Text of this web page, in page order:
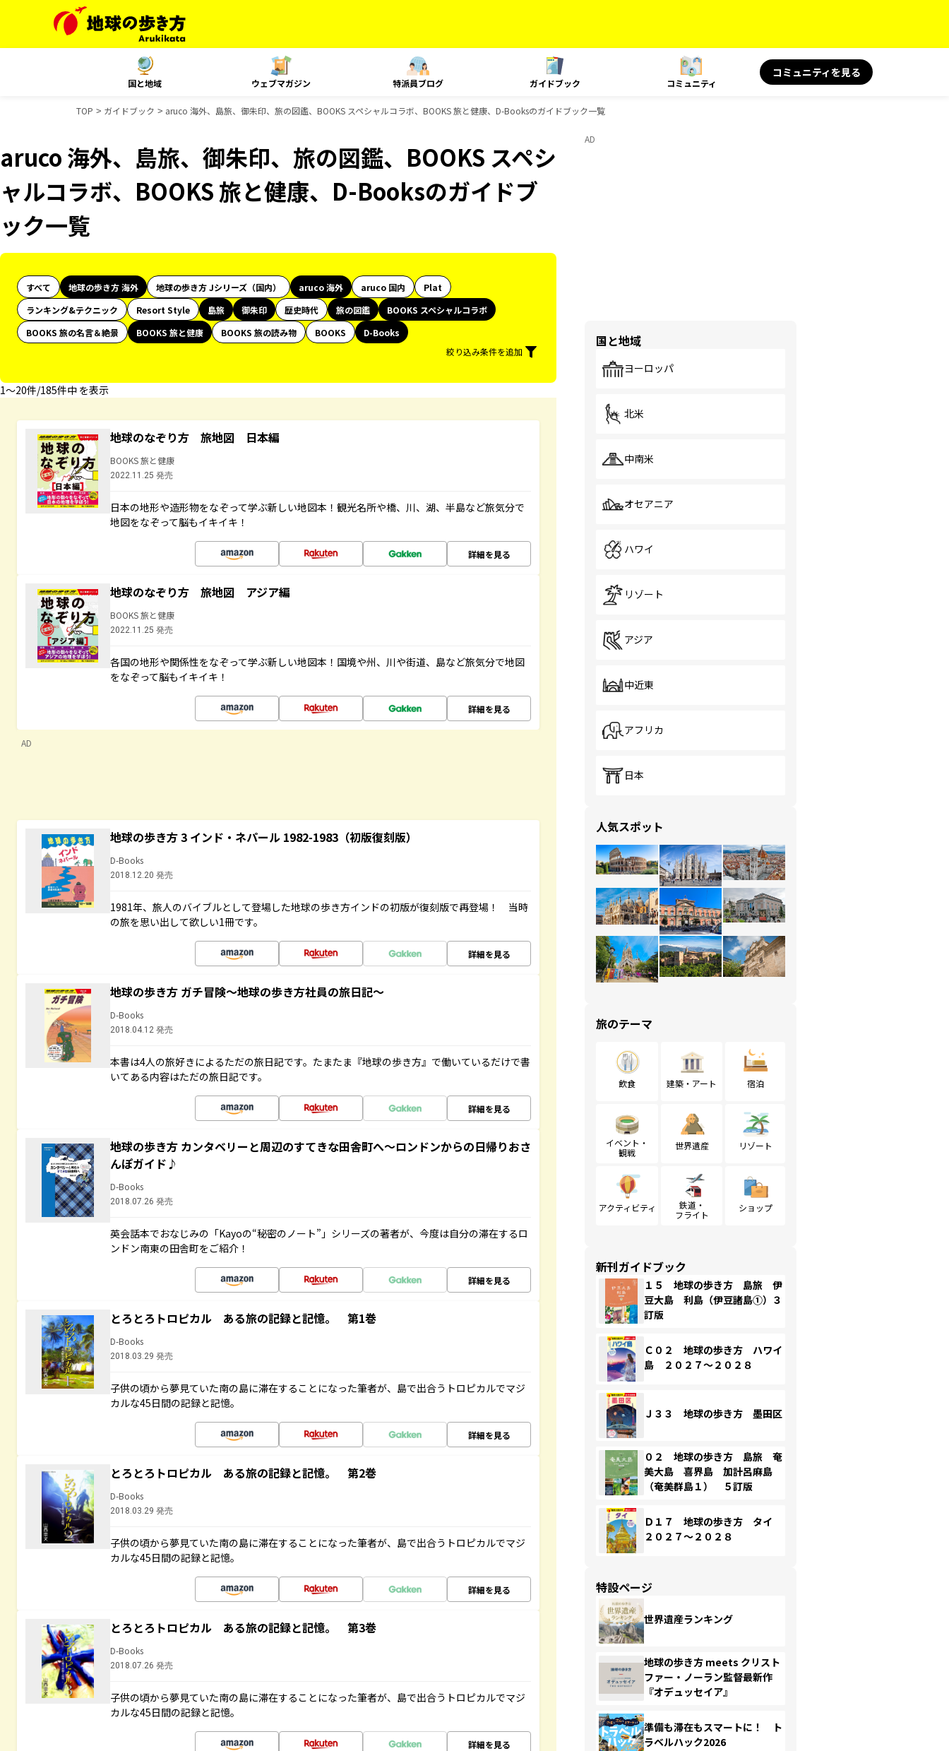
国と地域 ウェブマガジン 特派員ブログ ガイドブック コミュニティ
コミュニティを見る
TOP ガイドブック aruco 海外、島旅、御朱印、旅の図鑑、BOOKS スペシャルコラボ、BOOKS 旅と健康、D-Booksのガイドブック一覧
aruco 海外、島旅、御朱印、旅の図鑑、BOOKS スペシ
ャルコラボ、BOOKS 旅と健康、D-Booksのガイドブ
ック一覧
すべて 地球の歩き方 海外 地球の歩き方 Jシリーズ（国内） aruco 海外 aruco 国内
Plat
ランキング&テクニック
Resort Style 島旅 御朱印 歴史時代 旅の図鑑
BOOKS スペシャルコラボ
BOOKS 旅の名言＆絶景
BOOKS 旅と健康 BOOKS 旅の読み物 BOOKS
D-Books
絞り込み条件を追加
1〜20件/185件中 を表示
地球のなぞり方 旅地図 日本編
BOOKS 旅と健康
2022.11.25 発売
日本の地形や造形物をなぞって学ぶ新しい地図本！観光名所や橋、川、湖、半島など旅気分で
地図をなぞって脳もイキイキ！
詳細を見る
地球のなぞり方 旅地図 アジア編
BOOKS 旅と健康
2022.11.25 発売
各国の地形や関係性をなぞって学ぶ新しい地図本！国境や州、川や街道、島など旅気分で地図
をなぞって脳もイキイキ！
詳細を見る
AD
地球の歩き方 3 インド・ネパール 1982-1983（初版復刻版）
D-Books
2018.12.20 発売
1981年、旅人のバイブルとして登場した地球の歩き方インドの初版が復刻版で再登場！ 当時
の旅を思い出して欲しい1冊です。
詳細を見る
地球の歩き方 ガチ冒険～地球の歩き方社員の旅日記～
D-Books
2018.04.12 発売
本書は4人の旅好きによるただの旅日記です。たまたま『地球の歩き方』で働いているだけで書
いてある内容はただの旅日記です。
詳細を見る
地球の歩き方 カンタベリーと周辺のすてきな田舎町へ～ロンドンからの日帰りおさ
んぽガイド♪
D-Books
2018.07.26 発売
英会話本でおなじみの「Kayoの“秘密のノート”」シリーズの著者が、今度は自分の滞在するロ
ンドン南東の田舎町をご紹介！
詳細を見る
とろとろトロピカル ある旅の記録と記憶。 第1巻
D-Books
2018.03.29 発売
子供の頃から夢見ていた南の島に滞在することになった筆者が、島で出合うトロピカルでマジ
カルな45日間の記録と記憶。
詳細を見る
とろとろトロピカル ある旅の記録と記憶。 第2巻
D-Books
2018.03.29 発売
子供の頃から夢見ていた南の島に滞在することになった筆者が、島で出合うトロピカルでマジ
カルな45日間の記録と記憶。
詳細を見る
とろとろトロピカル ある旅の記録と記憶。 第3巻
D-Books
2018.07.26 発売
子供の頃から夢見ていた南の島に滞在することになった筆者が、島で出合うトロピカルでマジ
カルな45日間の記録と記憶。
詳細を見る
AD
国と地域
ヨーロッパ
北米
中南米
オセアニア
ハワイ
リゾート
アジア
中近東
アフリカ
日本
人気スポット
旅のテーマ
飲食 建築・アート 宿泊
イベント・
観戦
世界遺産 リゾート
アクティビティ
鉄道・
フライト
ショップ
新刊ガイドブック
１５ 地球の歩き方 島旅 伊
豆大島 利島（伊豆諸島①）３
訂版
Ｃ０２ 地球の歩き方 ハワイ
島 ２０２７～２０２８
Ｊ３３ 地球の歩き方 墨田区
０２ 地球の歩き方 島旅 奄
美大島 喜界島 加計呂麻島
（奄美群島１） ５訂版
Ｄ１７ 地球の歩き方 タイ
２０２７～２０２８
特設ページ
世界遺産ランキング
地球の歩き方 meets クリスト
ファー・ノーラン監督最新作
『オデュッセイア』
準備も滞在もスマートに！ ト
ラベルハック2026